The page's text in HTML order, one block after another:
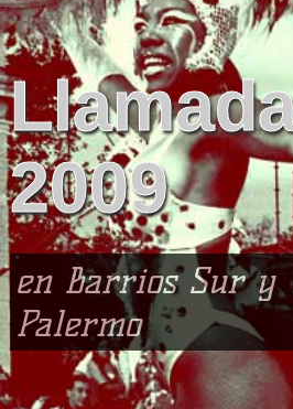
2009
en Barrios Sur y
Palermo